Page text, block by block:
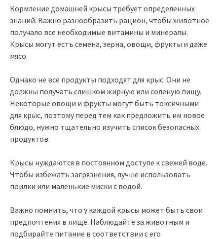
Кормление домашней крысы требует определенных
знаний. Важно разнообразить рацион, чтобы животное
получало все необходимые витамины и минералы.
Крысы могут есть семена, зерна, овощи, фрукты и даже
мясо.
Однако не все продукты подходят для крыс. Они не
должны получать слишком жирную или соленую пищу.
Некоторые овощи и фрукты могут быть токсичными
для крыс, поэтому перед тем как предложить им новое
блюдо, нужно тщательно изучить список безопасных
продуктов.
Крысы нуждаются в постоянном доступе к свежей воде.
Чтобы избежать загрязнения, лучше использовать
поилки или маленькие миски с водой.
Важно помнить, что у каждой крысы может быть свои
предпочтения в пище. Наблюдайте за животным и
подбирайте питание в соответствии с его